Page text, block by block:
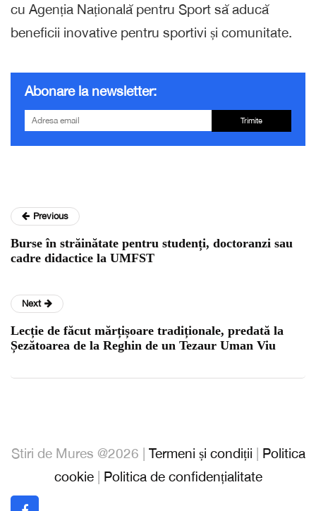
cu Agenția Națională pentru Sport să aducă
beneficii inovative pentru sportivi și comunitate.
Abonare la newsletter:
Trimite
Previous
Burse în străinătate pentru studenți, doctoranzi sau
cadre didactice la UMFST
Next
Lecție de făcut mărțișoare tradiționale, predată la
Șezătoarea de la Reghin de un Tezaur Uman Viu
Stiri de Mures @2026 | Termeni și condiții
Politica
cookie| Politica de confidențialitate